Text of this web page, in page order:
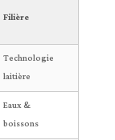
Filière
Technologie
laitière
Eaux &
boissons